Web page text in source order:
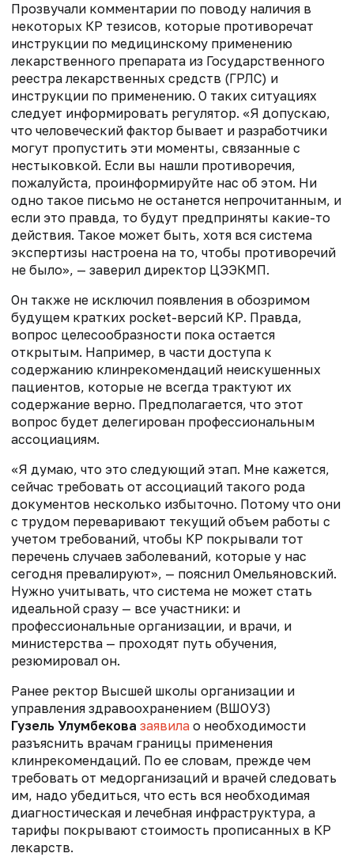
Прозвучали комментарии по поводу наличия в
некоторых КР тезисов, которые противоречат
инструкции по медицинскому применению
лекарственного препарата из Государственного
реестра лекарственных средств (ГРЛС) и
инструкции по применению. О таких ситуациях
следует информировать регулятор. «Я допускаю,
что человеческий фактор бывает и разработчики
могут пропустить эти моменты, связанные с
нестыковкой. Если вы нашли противоречия,
пожалуйста, проинформируйте нас об этом. Ни
одно такое письмо не останется непрочитанным, и
если это правда, то будут предприняты какие-то
действия. Такое может быть, хотя вся система
экспертизы настроена на то, чтобы противоречий
не было», — заверил директор ЦЭЭКМП.
Он также не исключил появления в обозримом
будущем кратких pocket-версий КР. Правда,
вопрос целесообразности пока остается
открытым. Например, в части доступа к
содержанию клинрекомендаций неискушенных
пациентов, которые не всегда трактуют их
содержание верно. Предполагается, что этот
вопрос будет делегирован профессиональным
ассоциациям.
«Я думаю, что это следующий этап. Мне кажется,
сейчас требовать от ассоциаций такого рода
документов несколько избыточно. Потому что они
с трудом переваривают текущий объем работы с
учетом требований, чтобы КР покрывали тот
перечень случаев заболеваний, которые у нас
сегодня превалируют», — пояснил Омельяновский.
Нужно учитывать, что система не может стать
идеальной сразу — все участники: и
профессиональные организации, и врачи, и
министерства — проходят путь обучения,
резюмировал он.
Ранее ректор Высшей школы организации и
управления здравоохранением (ВШОУЗ)
Гузель Улумбекова заявила о необходимости
разъяснить врачам границы применения
клинрекомендаций. По ее словам, прежде чем
требовать от медорганизаций и врачей следовать
им, надо убедиться, что есть вся необходимая
диагностическая и лечебная инфраструктура, а
тарифы покрывают стоимость прописанных в КР
лекарств.